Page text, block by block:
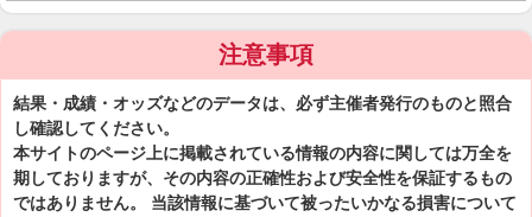
注意事項
結果・成績・オッズなどのデータは、必ず主催者発行のものと照合
し確認してください。
本サイトのページ上に掲載されている情報の内容に関しては万全を
期しておりますが、その内容の正確性および安全性を保証するもの
ではありません。 当該情報に基づいて被ったいかなる損害について